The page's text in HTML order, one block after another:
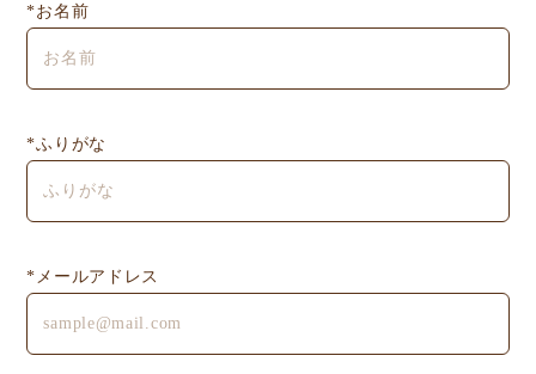
*お名前
*ふりがな
*メールアドレス